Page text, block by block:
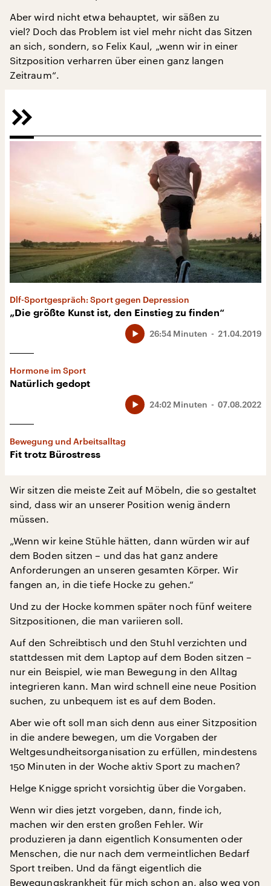
Aber wird nicht etwa behauptet, wir säßen zu
viel? Doch das Problem ist viel mehr nicht das Sitzen
an sich, sondern, so Felix Kaul, „wenn wir in einer
Sitzposition verharren über einen ganz langen
Zeitraum“.
Dlf-Sportgespräch: Sport gegen Depression
„Die größte Kunst ist, den Einstieg zu finden“
21.04.2019
26:54 Minuten
Hormone im Sport
Natürlich gedopt
07.08.2022
24:02 Minuten
Bewegung und Arbeitsalltag
Fit trotz Bürostress
Wir sitzen die meiste Zeit auf Möbeln, die so gestaltet
sind, dass wir an unserer Position wenig ändern
müssen.
„Wenn wir keine Stühle hätten, dann würden wir auf
dem Boden sitzen – und das hat ganz andere
Anforderungen an unseren gesamten Körper. Wir
fangen an, in die tiefe Hocke zu gehen.“
Und zu der Hocke kommen später noch fünf weitere
Sitzpositionen, die man variieren soll.
Auf den Schreibtisch und den Stuhl verzichten und
stattdessen mit dem Laptop auf dem Boden sitzen –
nur ein Beispiel, wie man Bewegung in den Alltag
integrieren kann. Man wird schnell eine neue Position
suchen, zu unbequem ist es auf dem Boden.
Aber wie oft soll man sich denn aus einer Sitzposition
in die andere bewegen, um die Vorgaben der
Weltgesundheitsorganisation zu erfüllen, mindestens
150 Minuten in der Woche aktiv Sport zu machen?
Helge Knigge spricht vorsichtig über die Vorgaben.
Wenn wir dies jetzt vorgeben, dann, finde ich,
machen wir den ersten großen Fehler. Wir
produzieren ja dann eigentlich Konsumenten oder
Menschen, die nur nach dem vermeintlichen Bedarf
Sport treiben. Und da fängt eigentlich die
Bewegungskrankheit für mich schon an, also weg von